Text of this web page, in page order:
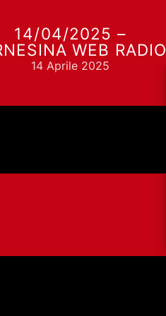
14/04/2025 –
WEB RADIO
14 Aprile 2025